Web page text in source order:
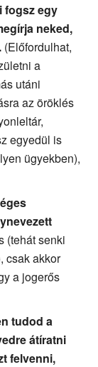
fogsz egy
neked,
(Előfordulhat,
a
utáni
az öröklés
egyedül is
ügyekben),
(tehát senki
csak akkor
a jogerős
tudod a
átíratni
felvenni,